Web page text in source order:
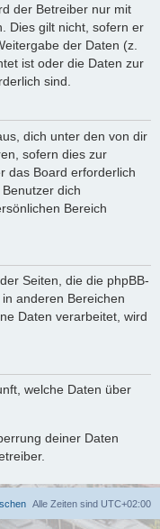
der Betreiber nur mit
Dies gilt nicht, sofern er
der Daten (z.
ist oder die Daten zur
sind.
dich unter den von dir
sofern dies zur
das Board erforderlich
dich
Bereich
Seiten, die die phpBB-
anderen Bereichen
Daten verarbeitet, wird
welche Daten über
deiner Daten
Alle Zeiten sind UTC+02:00